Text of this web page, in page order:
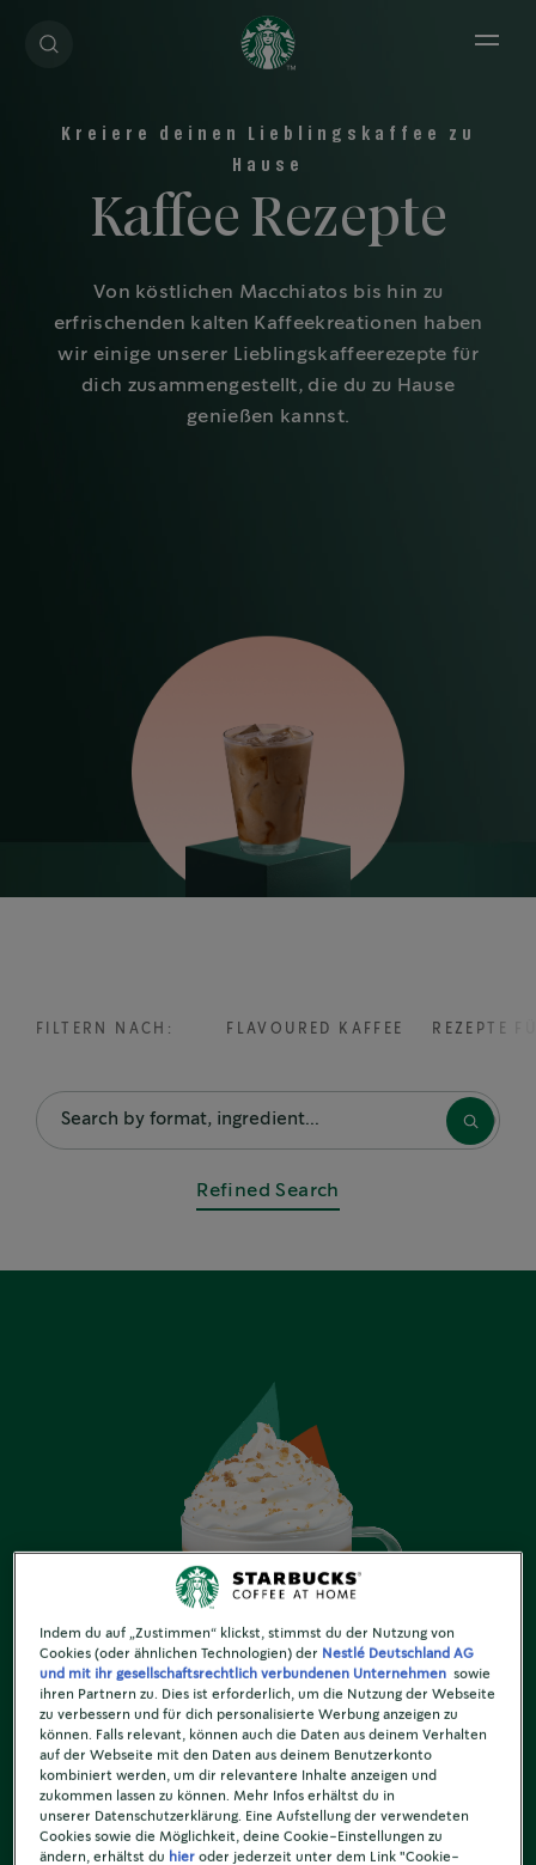
Open
Kreiere deinen Lieblingskaffee zu
Hause
Kaffee Rezepte
Von köstlichen Macchiatos bis hin zu
erfrischenden kalten Kaffeekreationen haben
wir einige unserer Lieblingskaffeerezepte für
dich zusammengestellt, die du zu Hause
genießen kannst.
FILTERN NACH: FLAVOURED KAFFEE REZEPTE
Iced Caramel Latte & Vanilla Cream
Starbucks Caffé Americano - Das
Starbucks Spiced Flat White
Refined Search
Toffee Nut Latte
AROMATISCH & NUSSIG
5 Min.
Indem du auf „Zustimmen“ klickst, stimmst du der Nutzung von
Cookies (oder ähnlichen Technologien) der Nestlé Deutschland AG
und mit ihr gesellschaftsrechtlich verbundenen Unternehmen sowie
ihren Partnern zu. Dies ist erforderlich, um die Nutzung der Webseite
zu verbessern und für dich personalisierte Werbung anzeigen zu
können. Falls relevant, können auch die Daten aus deinem Verhalten
auf der Webseite mit den Daten aus deinem Benutzerkonto
kombiniert werden, um dir relevantere Inhalte anzeigen und
zukommen lassen zu können. Mehr Infos erhältst du in
unserer Datenschutzerklärung. Eine Aufstellung der verwendeten
Cookies sowie die Möglichkeit, deine Cookie-Einstellungen zu
ändern, erhältst du hier oder jederzeit unter dem Link "Cookie-